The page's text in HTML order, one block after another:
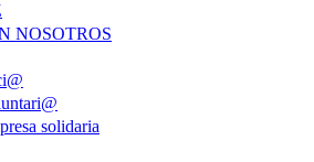
NOSOTROS
solidaria